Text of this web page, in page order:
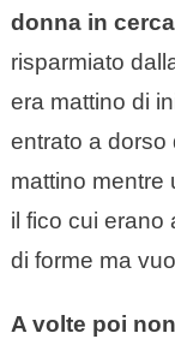
donna in
risparmiato
era mattino di
entrato a dorso
mattino mentre
il fico cui erano
di forme ma
A volte poi